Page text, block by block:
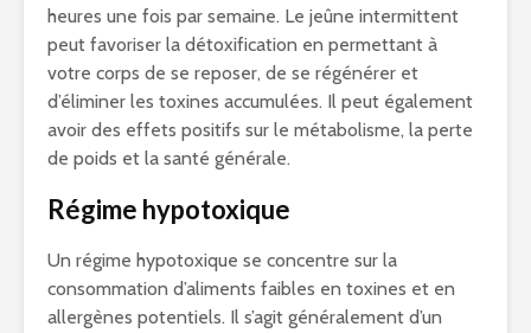
heures une fois par semaine. Le jeûne intermittent
peut favoriser la détoxification en permettant à
votre corps de se reposer, de se régénérer et
d’éliminer les toxines accumulées. Il peut également
avoir des effets positifs sur le métabolisme, la perte
de poids et la santé générale.
Régime hypotoxique
Un régime hypotoxique se concentre sur la
consommation d’aliments faibles en toxines et en
allergènes potentiels. Il s’agit généralement d’un